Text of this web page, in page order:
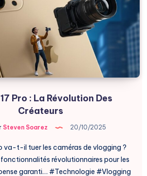
Pro : La Révolution Des
Créateurs
Steven Soarez 20/10/2025
va-t-il tuer les caméras de vlogging ?
révolutionnaires pour les
garanti… #Technologie #Vlogging